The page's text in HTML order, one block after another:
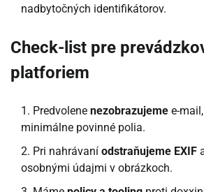
nadbytočných identifikátorov.
Check-list pre
platforiem
Predvolene nezobrazujeme e-
minimálne povinné polia.
Pri nahrávaní odstraňujeme EXIF
osobnými údajmi v obrázkoch.